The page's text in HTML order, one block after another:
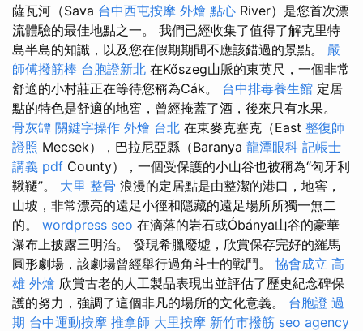
薩瓦河（Sava 台中西屯按摩 外燴 點心 River）是您首次漂
流體驗的最佳地點之一。 我們已經收集了值得了解克里特
島半島的知識，以及您在假期期間不應該錯過的景點。 嚴
師傅撥筋棒 台胞證新北 在Kőszeg山脈的東英尺，一個非常
舒適的小村莊正在等待您稱為Cák。 台中排毒養生館 定居
點的特色是舒適的地窖，曾經掩蓋了酒，後來只有水果。
骨灰罈 關鍵字操作 外燴 台北 在東麥克塞克（East 整復師
證照 Mecsek），巴拉尼亞縣（Baranya 龍潭眼科 記帳士
講義 pdf County），一個受保護的小山谷也被稱為“匈牙利
鞦韆”。 大里 整骨 浪漫的定居點是由整潔的港口，地窖，
山坡，非常漂亮的遠足小徑和隱藏的遠足場所所獨一無二
的。 wordpress seo 在滴落的岩石或Óbánya山谷的豪華
瀑布上披露三明治。 發現希臘廢墟，欣賞保存完好的羅馬
圓形劇場，該劇場曾經舉行過角斗士的戰鬥。 協會成立 高
雄 外燴 欣賞古老的人工製品表現出並評估了歷史紀念碑保
護的努力，強調了這個非凡的場所的文化意義。 台胞證 過
期 台中運動按摩 推拿師 大里按摩 新竹市撥筋 seo agency